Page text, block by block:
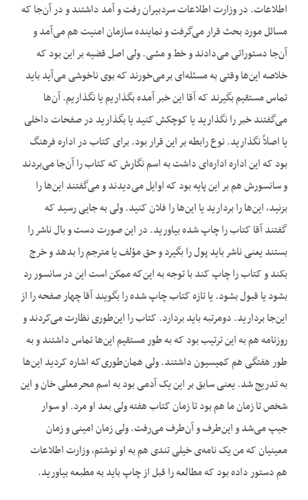
اطلاعات. در وزارت اطلاعات سردبیران رفت و آمد داشتند و در آن‌جا که
مسائل مورد بحث قرار می‌گرفت و نماینده سازمان امنیت هم می‌آمد و
آن‌جا دستوراتی می‌دادند و خط و مشی. ولی اصل قضیه بر این بود که
خلاصه این‌ها وقتی به مسئله‌ای برمی‌خورند که بوی ناخوشی می‌آید باید
تماس مستقیم بگیرند که آقا این خبر آمده بگذاریم یا نگذاریم. آن‌ها
می‌گفتند خبر را نگذارید یا کوچکش کنید یا بگذارید در صفحات داخلی
یا اصلاً نگذارید. نوع رابطه بر این قرار بود. برای کتاب در اداره فرهنگ
بود که این اداره اداره‌ای داشت به اسم نگارش که کتاب را آن‌جا می‌بردند
و سانسورش هم بر این پایه بود که اوایل می‌دیدند و می‌گفتند این‌ها را
بزنید، این‌ها را بردارید یا این‌ها را فلان کنید. ولی به جایی رسید که
گفتند آقا کتاب را چاپ شده بیاورید. در این صورت دست و بال ناشر را
بستند یعنی ناشر باید پول را بگیرد و حق مؤلف یا مترجم را بدهد و خرج
بکند و کتاب را چاپ کند با توجه به این‌که ممکن است این در سانسور رد
بشود یا قبول بشود. یا تازه کتاب چاپ شده را بگویند آقا چهار صفحه را از
این‌جا بردارید. دومرتبه باید بردارد. کتاب را این‌طوری نظارت می‌کردند و
روزنامه هم به این ترتیب بود که به طور مستقیم این‌ها تماس داشتند و به
طور هفتگی هم کمیسیون داشتند. ولی همان‌طوری‌که اشاره کردید این‌ها
به تدریج شد. یعنی سابق بر این یک آدمی بود به اسم محرمعلی خان و این
شخص تا زمان ما هم بود تا زمان کتاب هفته ولی بعد او مرد. او سوار
جیپ می‌شد و این‌طرف و آن‌طرف می‌رفت. ولی زمان امینی و زمان
معینیان که من یک نامه‌ی خیلی تندی هم به او نوشتم، وزارت اطلاعات
هم دستور داده بود که مطالعه را قبل از چاپ باید به مطبعه بیاورید.